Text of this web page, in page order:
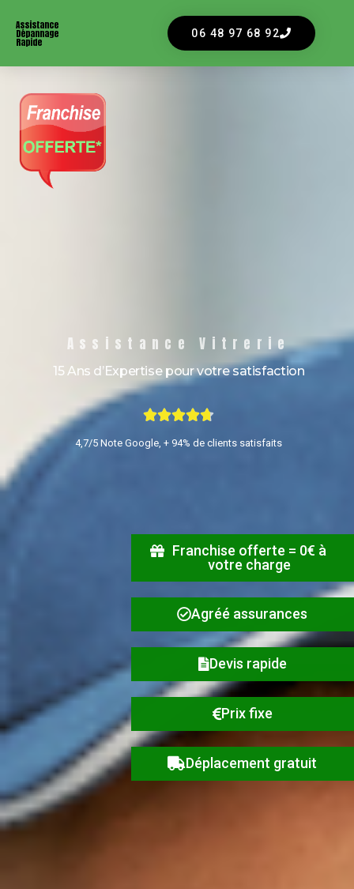
Assistance
Dépannage
Rapide
06 48 97 68 92
Assistance Vitrerie
15 Ans d’Expertise pour votre satisfaction
4,7/5 Note Google, + 94% de clients satisfaits
Franchise offerte = 0€ à
votre charge
Agréé assurances
Devis rapide
Prix fixe
Déplacement gratuit